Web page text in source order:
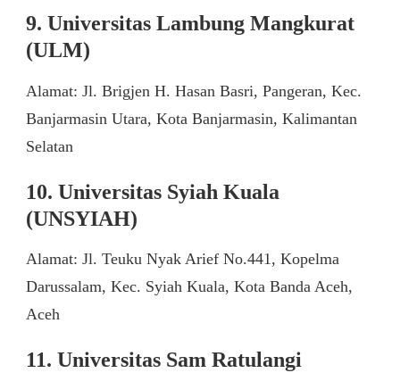
9. Universitas Lambung Mangkurat
(ULM)
Alamat: Jl. Brigjen H. Hasan Basri, Pangeran, Kec.
Banjarmasin Utara, Kota Banjarmasin, Kalimantan
Selatan
10. Universitas Syiah Kuala
(UNSYIAH)
Alamat: Jl. Teuku Nyak Arief No.441, Kopelma
Darussalam, Kec. Syiah Kuala, Kota Banda Aceh,
Aceh
11. Universitas Sam Ratulangi